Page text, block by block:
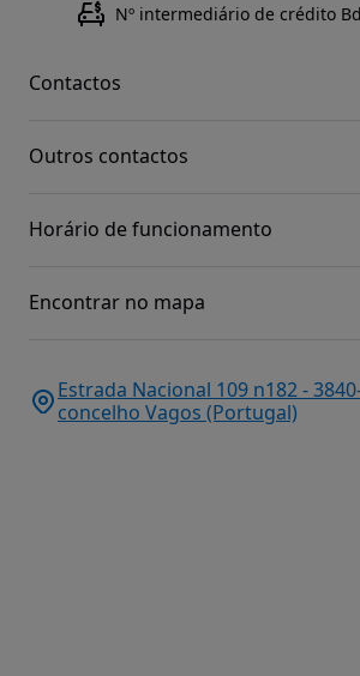
Nº intermediário de crédito
Contactos
Outros contactos
Horário de funcionamento
Encontrar no mapa
Estrada Nacional 109 n182 -
concelho Vagos (Portugal)